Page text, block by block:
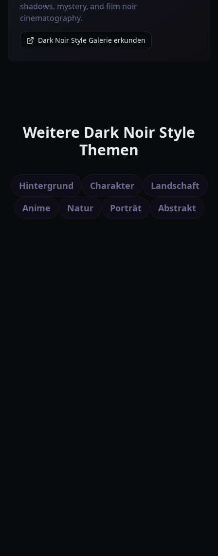
shadows, mystery, and film noir
cinematography.
Dark Noir Style Galerie erkunden
Weitere Dark Noir Style
Themen
Hintergrund Charakter
Landschaft
Anime
Natur Porträt Abstrakt